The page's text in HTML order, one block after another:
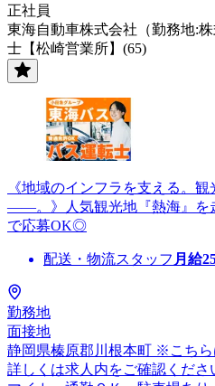
正社員
東海自動車株式会社（勤務地:
士【松崎営業所】(65)
《地域のインフラを支える。
――。》人気観光地『熱海』を
で応募OK◎
配送・物流スタッフ 月給
勤務地
面接地
静岡県榛原郡川根本町 ※こちら
詳しくは求人内をご確認くださ